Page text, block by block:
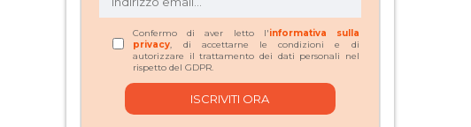
Confermo di aver letto l'informativa sulla
privacy, di accettarne le condizioni e di
autorizzare il trattamento dei dati personali nel
rispetto del GDPR.